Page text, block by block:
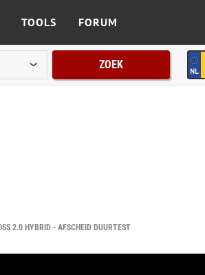
TOOLS FORUM
ZOEK
2.0 HYBRID - AFSCHEID DUURTEST